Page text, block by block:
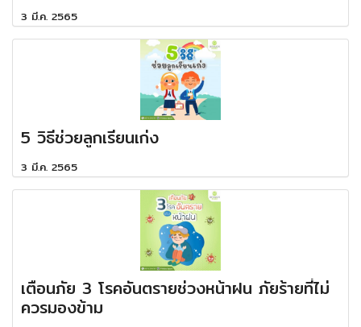
3 มี.ค. 2565
5 วิธีช่วยลูกเรียนเก่ง
3 มี.ค. 2565
เตือนภัย 3 โรคอันตรายช่วงหน้าฝน ภัยร้ายที่ไม่
ควรมองข้าม